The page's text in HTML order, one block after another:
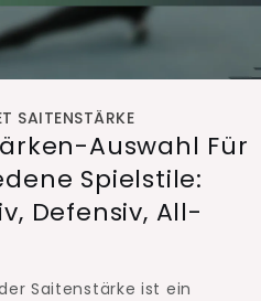
SAITENSTÄRKE
Auswahl Für
Spielstile:
Defensiv, All-
Saitenstärke ist ein